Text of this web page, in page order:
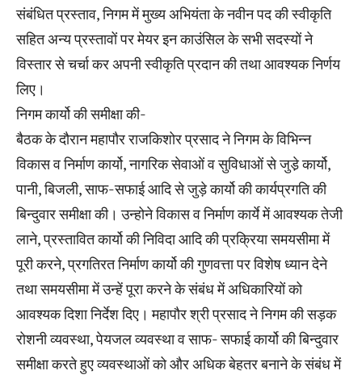
संबंधित प्रस्ताव, निगम में मुख्य अभियंता के नवीन पद की स्वीकृति
सहित अन्य प्रस्तावों पर मेयर इन काउंसिल के सभी सदस्यों ने
विस्तार से चर्चा कर अपनी स्वीकृति प्रदान की तथा आवश्यक निर्णय
लिए।
निगम कार्यो की समीक्षा की-
बैठक के दौरान महापौर राजकिशोर प्रसाद ने निगम के विभिन्न
विकास व निर्माण कार्यो, नागरिक सेवाओं व सुविधाओं से जुडे़ कार्यो,
पानी, बिजली, साफ-सफाई आदि से जुड़े कार्यो की कार्यप्रगति की
बिन्दुवार समीक्षा की। उन्होने विकास व निर्माण कार्ये में आवश्यक तेजी
लाने, प्रस्तावित कार्यो की निविदा आदि की प्रक्रिया समयसीमा में
पूरी करने, प्रगतिरत निर्माण कार्यो की गुणवत्ता पर विशेष ध्यान देने
तथा समयसीमा में उन्हें पूरा करने के संबंध में अधिकारियों को
आवश्यक दिशा निर्देश दिए। महापौर श्री प्रसाद ने निगम की सड़क
रोशनी व्यवस्था, पेयजल व्यवस्था व साफ- सफाई कार्यो की बिन्दुवार
समीक्षा करते हुए व्यवस्थाओं को और अधिक बेहतर बनाने के संबंध में